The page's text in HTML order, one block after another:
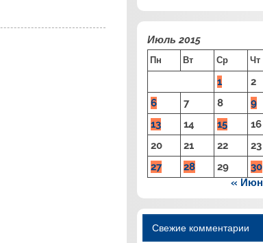
Июль 2015
Пн Вт Ср Чт
1 2
6
7 8 9
13
14 15 16
20
21 22 23
27
28 29 30
« Июн
Свежие комментарии